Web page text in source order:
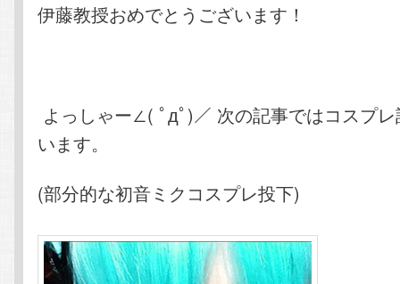
伊藤教授おめでとうございます！
よっしゃー∠( ﾟдﾟ)／ 次の記事ではコスプ
います。
(部分的な初音ミクコスプレ投下)